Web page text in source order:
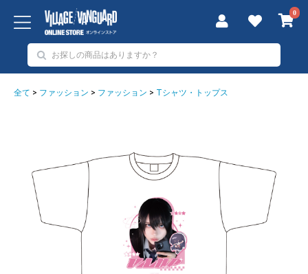
0
全て > ファッション > ファッション > Tシャツ・トップス